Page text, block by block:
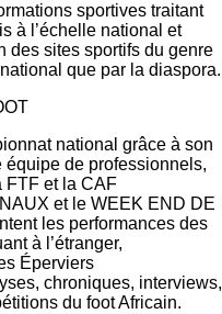
sportives traitant
à l’échelle national et
des sites sportifs du genre
que par la diaspora.
national grâce à son
équipe de professionnels,
FTF et la CAF
et le WEEK END DE
les performances des
à l’étranger,
Éperviers
chroniques, interviews,
du foot Africain.